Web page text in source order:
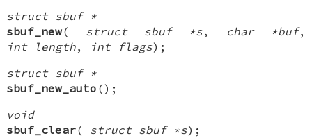
struct sbuf *
sbuf_new( struct sbuf *s, char *buf,
int length, int flags);
struct sbuf *
sbuf_new_auto ();
void
sbuf_clear( struct sbuf *s);